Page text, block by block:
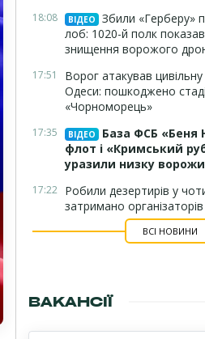
18:08 ВІДЕО
Збили «Герберу»
лоб: 1020-й полк показав
знищення ворожого
17:51
Ворог атакував
Одеси: пошкоджено
«Чорноморець»
17:35 ВІДЕО
База ФСБ «Беня
флот і «Кримський
уразили низку
17:22 Робили дезертирів у
затримано
ВСІ НОВИНИ
ВАКАНСІЇ